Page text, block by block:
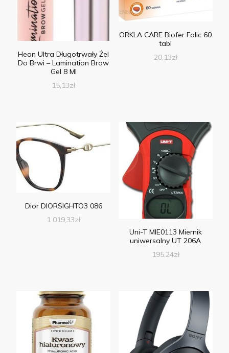
Hean Ultra Długotrwały Żel
Do Brwi – Lamination Brow
Gel 8 Ml
15,13zł
ORKLA CARE Biofer Folic 60
tabl
20,13zł
Dior DIORSIGHTO3 086
1 019,33zł
Uni-T MIE0113 Miernik
uniwersalny UT 206A
195,24zł